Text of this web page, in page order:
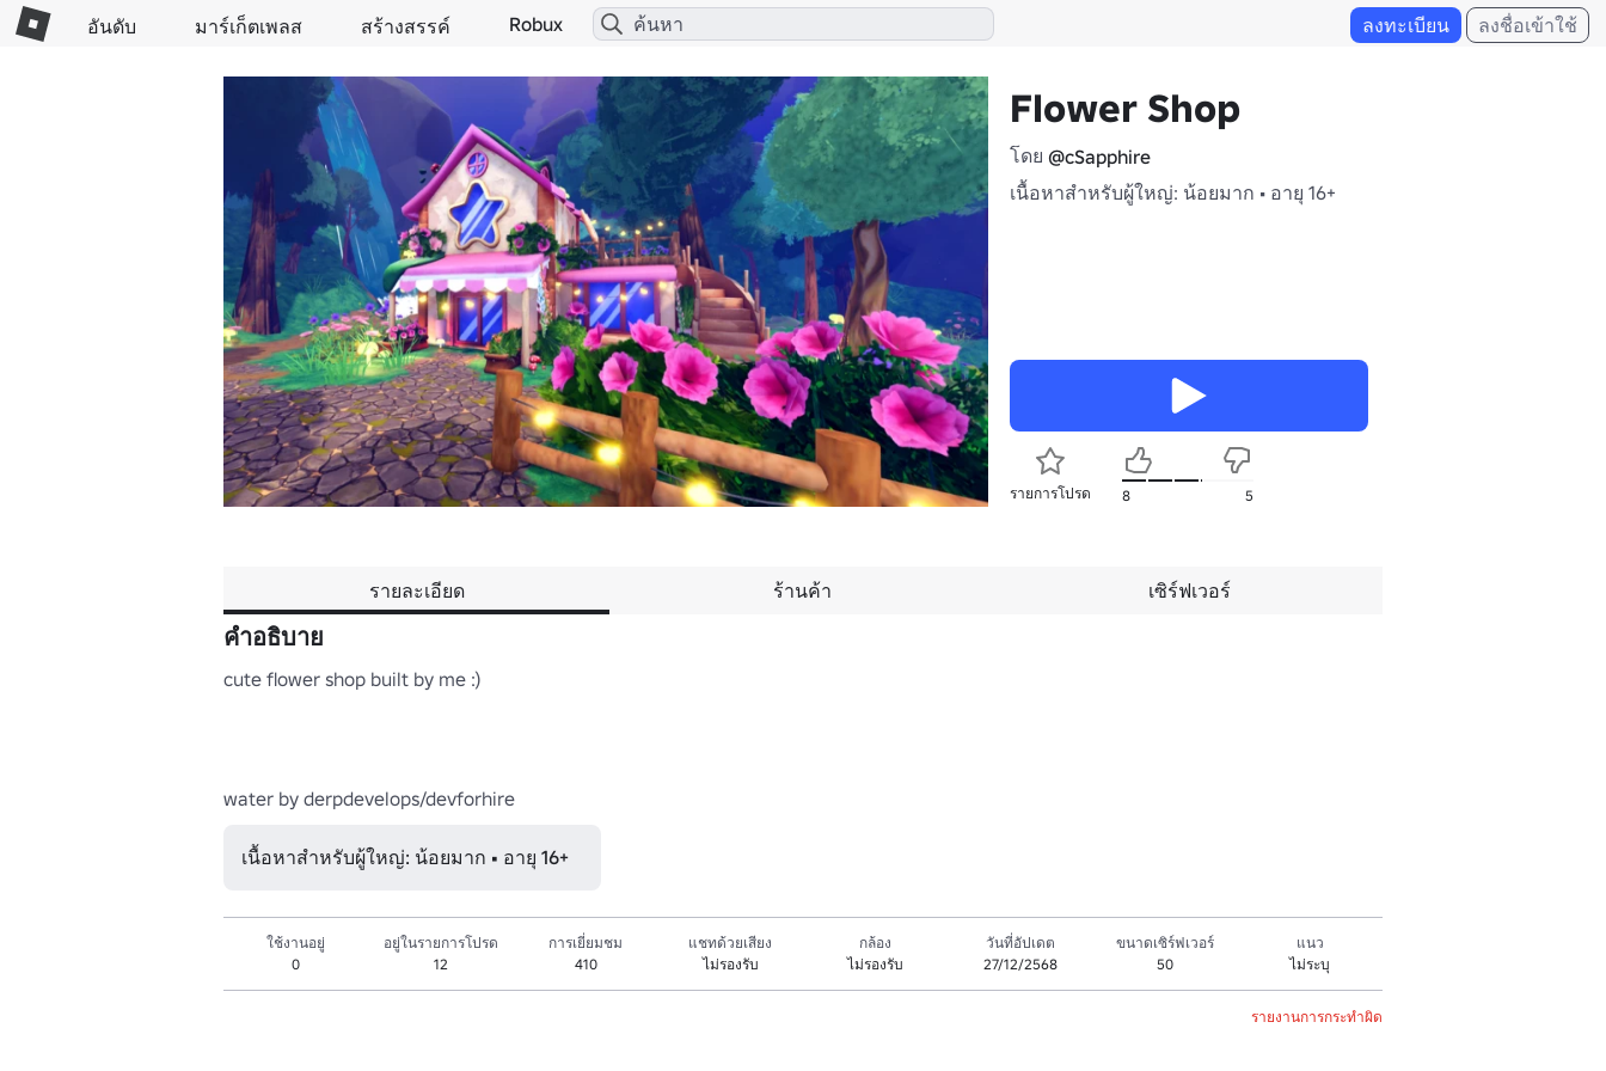
อันดับ มาร์เก็ตเพลส สร้างสรรค์ Robux ลงทะเบียน ลงชื่อเข้าใช้
Flower Shop
โดย @cSapphire
เนื้อหาสำหรับผู้ใหญ่: น้อยมาก • อายุ 16+
รายการโปรด 8 5
รายละเอียด ร้านค้า เซิร์ฟเวอร์
คำอธิบาย
cute flower shop built by me :)
water by derpdevelops/devforhire
เนื้อหาสำหรับผู้ใหญ่: น้อยมาก • อายุ 16+
ใช้งานอยู่
0
อยู่ในรายการโปรด
12
การเยี่ยมชม
410
แชทด้วยเสียง
ไม่รองรับ
กล้อง
ไม่รองรับ
วันที่อัปเดต
27/12/2568
ขนาดเซิร์ฟเวอร์
50
แนว
ไม่ระบุ
รายงานการกระทำผิด